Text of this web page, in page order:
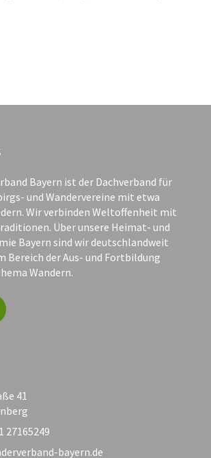
Bayern ist der Dachverband für
und Wandervereine mit etwa
Wir verbinden Weltoffenheit mit
Über unsere Heimat- und
Bayern sind wir deutschlandweit
Bereich der Aus- und Fortbildung
Wandern.
41
27165249
bayern.de